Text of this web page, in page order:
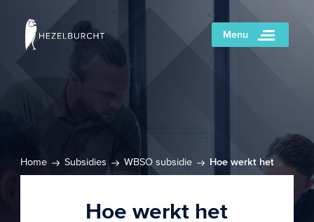
Menu
Home Subsidies WBSO subsidie
Hoe werkt het
Hoe werkt het